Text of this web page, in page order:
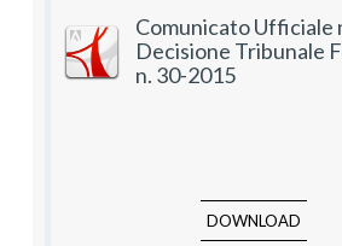
Comunicato Ufficiale
Decisione Tribunale
n. 30-2015
DOWNLOAD